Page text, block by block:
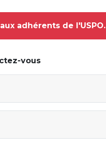
adhérents de l'USPO.
vous